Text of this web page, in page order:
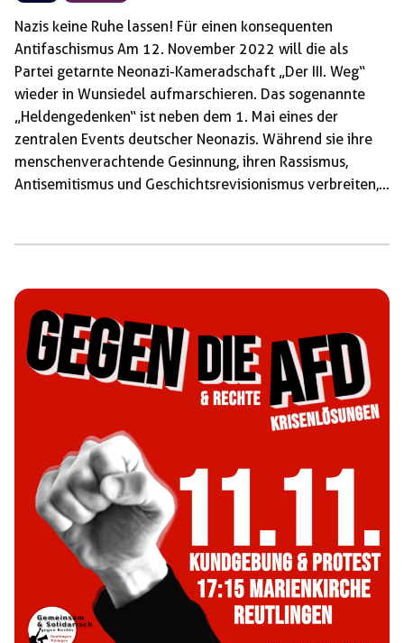
Nazis keine Ruhe lassen! Für einen konsequenten
Antifaschismus Am 12. November 2022 will die als
Partei getarnte Neonazi-Kameradschaft „Der III. Weg“
wieder in Wunsiedel aufmarschieren. Das sogenannte
„Heldengedenken“ ist neben dem 1. Mai eines der
zentralen Events deutscher Neonazis. Während sie ihre
menschenverachtende Gesinnung, ihren Rassismus,
Antisemitismus und Geschichtsrevisionismus verbreiten,
lassen den Nazis keine Ruhe, nicht in Wunsiedel und auch
nirgendwo sonst – Für einen konsequenten
Antifaschismus! Die Nazis Naziaufmärsche in Wunsiedel
haben eine lange Tradition. […]